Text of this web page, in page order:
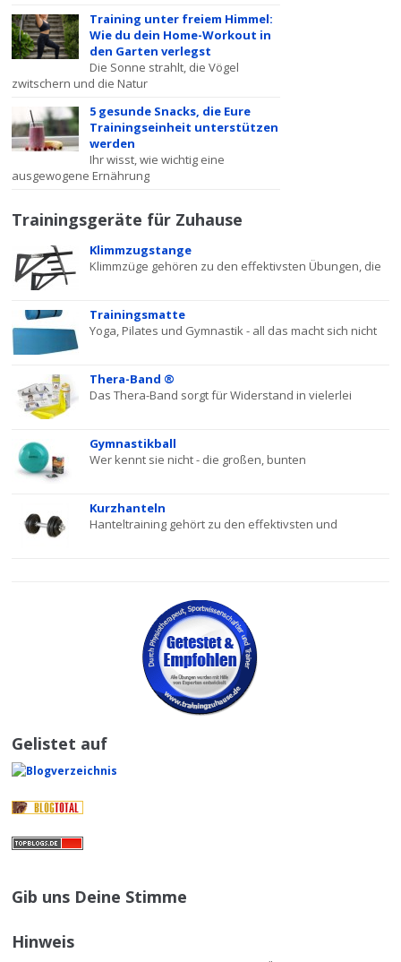
Training unter freiem Himmel:
Wie du dein Home-Workout in
den Garten verlegst
Die Sonne strahlt, die Vögel
zwitschern und die Natur
5 gesunde Snacks, die Eure
Trainingseinheit unterstützen
werden
Ihr wisst, wie wichtig eine
ausgewogene Ernährung
Trainingsgeräte für Zuhause
Klimmzugstange
Klimmzüge gehören zu den effektivsten Übungen, die
Trainingsmatte
Yoga, Pilates und Gymnastik - all das macht sich nicht
Thera-Band ®
Das Thera-Band sorgt für Widerstand in vielerlei
Gymnastikball
Wer kennt sie nicht - die großen, bunten
Kurzhanteln
Hanteltraining gehört zu den effektivsten und
Gelistet auf
Gib uns Deine Stimme
Hinweis